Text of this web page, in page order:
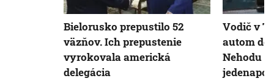
Bielorusko prepustilo 52
väzňov. Ich prepustenie
vyrokovala americká
delegácia
Vodič v
autom
Nehodu